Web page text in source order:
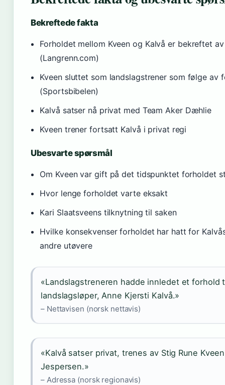
Bekreftede fakta
Forholdet mellom Kveen og Kalvå er bekreftet
(Langrenn.com)
Kveen sluttet som landslagstrener som følge av
(Sportsbibelen)
Kalvå satser nå privat med Team Aker Dæhlie
Kveen trener fortsatt Kalvå i privat regi
Ubesvarte spørsmål
Om Kveen var gift på det tidspunktet forholdet
Hvor lenge forholdet varte eksakt
Kari Slaatsveens tilknytning til saken
Hvilke konsekvenser forholdet har hatt for
andre utøvere
«Landslagstreneren hadde innledet et forhold
landslagsløper, Anne Kjersti Kalvå.»
– Nettavisen (norsk nettavis)
«Kalvå satser privat, trenes av Stig Rune
Jespersen.»
– Adressa (norsk regionavis)